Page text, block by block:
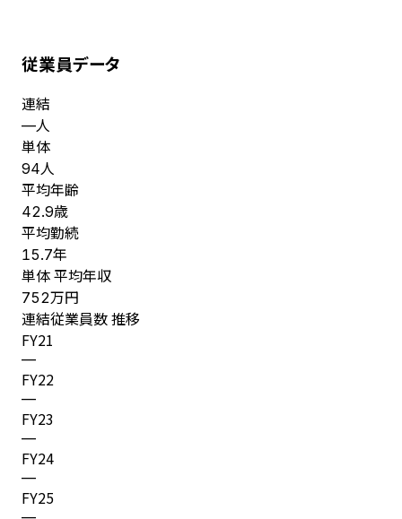
従業員データ
連結
—人
単体
94人
平均年齢
42.9歳
平均勤続
15.7年
単体 平均年収
752万円
連結従業員数 推移
FY21
—
FY22
—
FY23
—
FY24
—
FY25